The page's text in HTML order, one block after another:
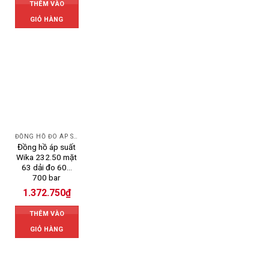
THÊM VÀO
GIỎ HÀNG
ĐỒNG HỒ ĐO ÁP SUẤT
Đồng hồ áp suất
Wika 232.50 mặt
63 dải đo 60…
700 bar
1.372.750₫
THÊM VÀO
GIỎ HÀNG